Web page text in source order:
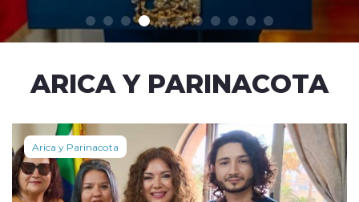
ARICA Y PARINACOTA
Arica y Parinacota